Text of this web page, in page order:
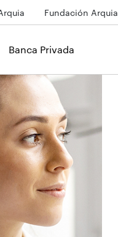
Fundación Arquia
Banca Privada